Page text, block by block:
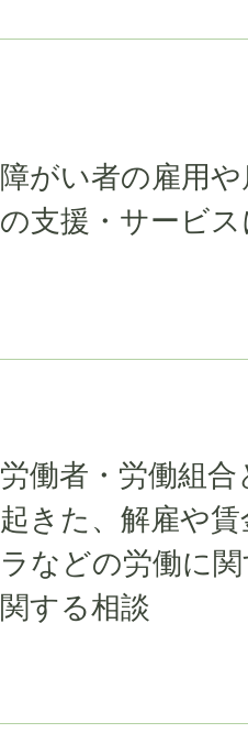
障がい者の雇用
の支援・サービ
労働者・労働組
起きた、解雇や
ラなどの労働に
関する相談